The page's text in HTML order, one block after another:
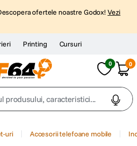
ofertele noastre Godox! Vezi
Printing Cursuri
0 0
caracteristici...
uri Accesorii telefoane mobile